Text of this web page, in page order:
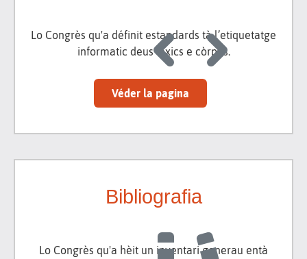
Lo Congrès qu'a définit estandards tà l’etiquetatge
informatic deus lexics e còrpus.
Véder la pagina
Bibliografia
Lo Congrès qu'a hèit un inventari generau entà